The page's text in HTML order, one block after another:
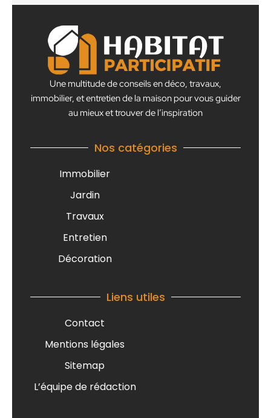
Une multitude de conseils en déco, travaux,
immobilier, et entretien de la maison pour vous guider
au mieux et trouver de l’inspiration
Nos catégories
Immobilier
Jardin
Travaux
Entretien
Décoration
Liens utiles
Contact
Mentions légales
Sitemap
L’équipe de rédaction